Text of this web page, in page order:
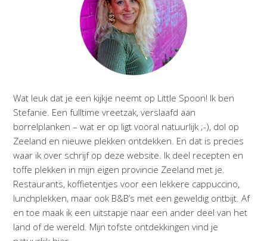
Wat leuk dat je een kijkje neemt op Little Spoon! Ik ben
Stefanie. Een fulltime vreetzak, verslaafd aan
borrelplanken – wat er op ligt vooral natuurlijk ;-), dol op
Zeeland en nieuwe plekken ontdekken. En dat is precies
waar ik over schrijf op deze website. Ik deel recepten en
toffe plekken in mijn eigen provincie Zeeland met je.
Restaurants, koffietentjes voor een lekkere cappuccino,
lunchplekken, maar ook B&B’s met een geweldig ontbijt. Af
en toe maak ik een uitstapje naar een ander deel van het
land of de wereld. Mijn tofste ontdekkingen vind je